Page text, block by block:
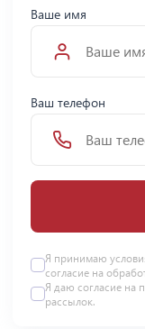
Ваше имя
Ваш телефон
Я принимаю
согласие на
Я даю согласие на
рассылок.